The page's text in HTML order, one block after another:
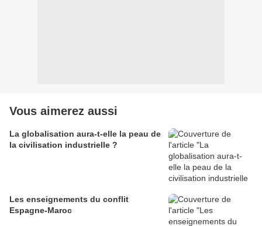
Vous aimerez aussi
La globalisation aura-t-elle la peau de
la civilisation industrielle ?
Les enseignements du conflit
Espagne-Maroc